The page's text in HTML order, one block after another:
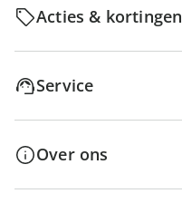
Acties & kortingen
Service
Over ons